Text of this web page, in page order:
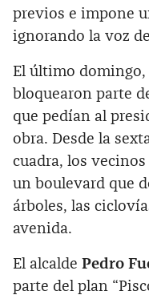
previos e impone
ignorando la voz
El último
bloquearon parte
que pedían al
obra. Desde la
cuadra, los
un boulevard que
árboles, las
avenida.
El alcalde Pedro
parte del plan